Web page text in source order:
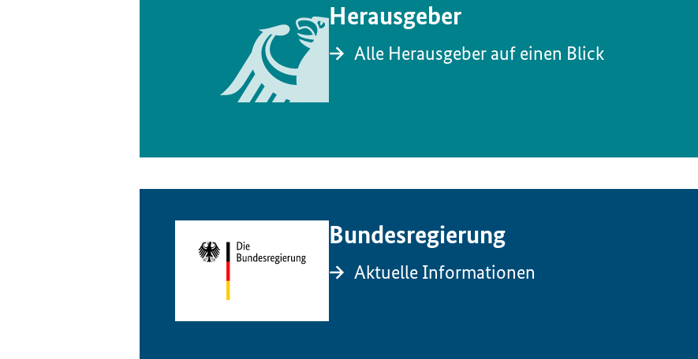
Herausgeber
Alle Herausgeber auf einen Blick
Bundesregierung
Aktuelle Informationen